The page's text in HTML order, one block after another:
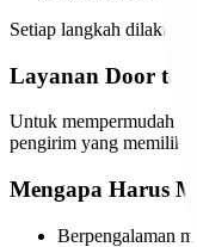
Setiap langkah
Layanan Door to
Untuk mempermudah
pengirim yang memiliki
Mengapa Harus
Berpengalaman